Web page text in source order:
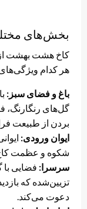
بخش‌های
کاخ هشت بهشت
هر کدام
باغ و فضای سبز:
گل‌های رنگارنگ،
بردن از طبیعت
ایوان ورودی:
شکوه و عظمت کاخ
سرسرا: فضایی
تزیین‌شده که
دعوت می‌کند.